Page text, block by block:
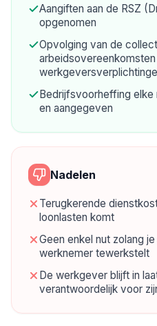
Aangiften aan de RSZ
opgenomen
Opvolging van de
Bedrijfsvoorheffing
en aangegeven
Nadelen
Terugkerende
loonlasten komt
Geen enkel nut zolang
werknemer tewerkstelt
De werkgever blijft in
verantwoordelijk voor